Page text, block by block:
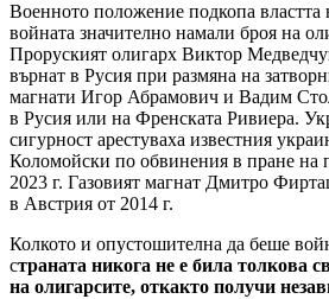
Военното положение подкопа властта
войната значително намали броя на
Проруският олигарх Виктор
върнат в Русия при размяна на
магнати Игор Абрамович и Вадим
в Русия или на Френската Ривиера.
сигурност арестуваха известния
Коломойски по обвинения в пране на
2023 г. Газовият магнат Дмитро
в Австрия от 2014 г.
Колкото и опустошителна да беше
страната никога не е била толкова
на олигарсите, откакто получи